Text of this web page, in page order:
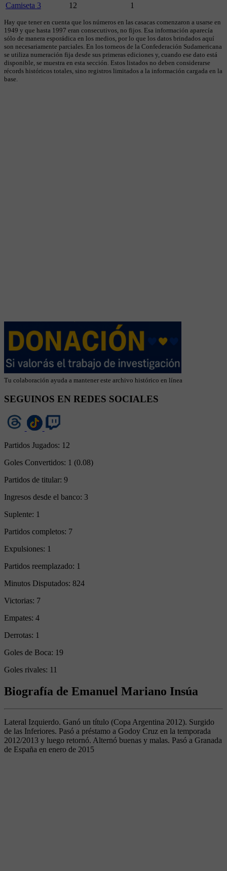
Camiseta 3 12 1
Hay que tener en cuenta que los números en las casacas comenzaron a usarse en
1949 y que hasta 1997 eran consecutivos, no fijos. Esa información aparecía
sólo de manera esporádica en los medios, por lo que los datos brindados aquí
son necesariamente parciales. En los torneos de la Confederación Sudamericana
se utiliza numeración fija desde sus primeras ediciones y, cuando ese dato está
disponible, se muestra en esta sección. Estos listados no deben considerarse
récords históricos totales, sino registros limitados a la información cargada en la
base.
Tu colaboración ayuda a mantener este archivo histórico en línea
SEGUINOS EN REDES SOCIALES
Partidos Jugados: 12
Goles Convertidos: 1 (0.08)
Partidos de titular: 9
Ingresos desde el banco: 3
Suplente: 1
Partidos completos: 7
Expulsiones: 1
Partidos reemplazado: 1
Minutos Disputados: 824
Victorias: 7
Empates: 4
Derrotas: 1
Goles de Boca: 19
Goles rivales: 11
Biografía de Emanuel Mariano Insúa
Lateral Izquierdo. Ganó un título (Copa Argentina 2012). Surgido
de las Inferiores. Pasó a préstamo a Godoy Cruz en la temporada
2012/2013 y luego retornó. Alternó buenas y malas. Pasó a Granada
de España en enero de 2015